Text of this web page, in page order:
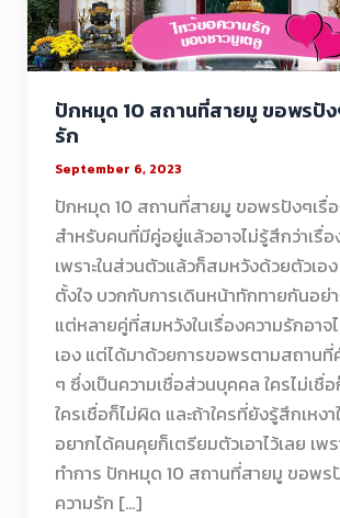
ปักหมุด 10 สถานที่สายมู ขอพรปัง
รัก
September 6, 2023
ปักหมุด 10 สถานที่สายมู ขอพรปังๆเรื่
สำหรับคนที่มีคู่อยู่แล้วอาจไม่รู้สึกว่าเรื่
เพราะในส่วนตัวแล้วก็สมหวังด้วยตัวเอง
ตั้งใจ บวกกับการเดินหน้าทักทายกันอย่
แต่หลายคู่ที่สมหวังในเรื่องความรักอาจ
เอง แต่ได้มาด้วยการขอพรตามสถาน
ๆ ซึ่งเป็นความเชื่อส่วนบุคคล ใครไม่เชื่
ใครเชื่อก็ไม่ผิด และถ้าใครที่ยังรู้สึกเหง
อยากได้คนคุยก็เตรียมตัวเอาไว้เลย เพร
ทำการ ปักหมุด 10 สถานที่สายมู ขอพร
ความรัก […]